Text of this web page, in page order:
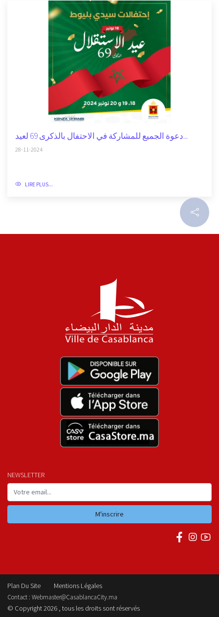
دعوة الجميع للمشاركة في الاحتفال بالذكرى 69 لعيد...
28-11-2024
LIRE PLUS...
NEWSLETTER
M'inscrire
Plan Du Site Mentions Légales
Contact : Webmaster@CasablancaCity.ma
© Copyright 2026 , tous les droits sont réservés